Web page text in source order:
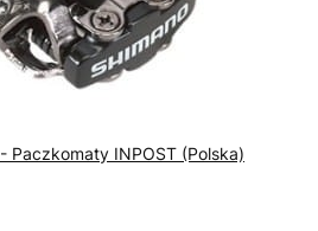
- Paczkomaty INPOST (Polska)